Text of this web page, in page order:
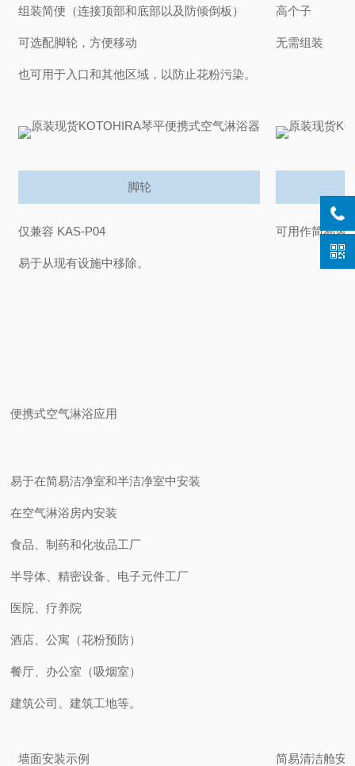
组装简便（连接顶部和底部以及防倾倒板）
可选配脚轮，方便移动
也可用于入口和其他区域，以防止花粉污染。
高个子
无需组装
脚轮
仅兼容 KAS-P04
易于从现有设施中移除。
可用作简易风
便携式空气淋浴应用
易于在简易洁净室和半洁净室中安装
在空气淋浴房内安装
食品、制药和化妆品工厂
半导体、精密设备、电子元件工厂
医院、疗养院
酒店、公寓（花粉预防）
餐厅、办公室（吸烟室）
建筑公司、建筑工地等。
墙面安装示例 简易清洁舱安